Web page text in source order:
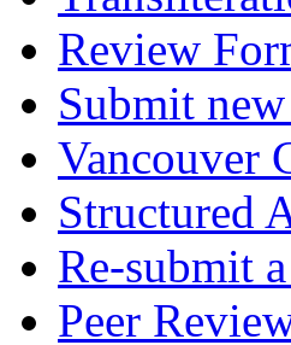
Review
Submit
Vancouver
Structured
Re-submit
Peer